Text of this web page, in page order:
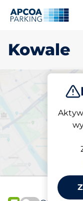
Kowale
Wybierz